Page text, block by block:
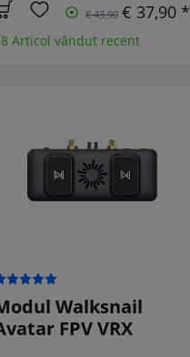
€ 43,90 € 37,90 *
Articol vândut recent
Walksnail
FPV VRX